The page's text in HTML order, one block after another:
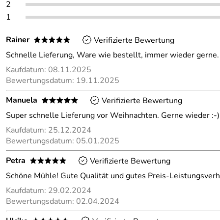
2
1
Rainer *****
Verifizierte Bewertung
Schnelle Lieferung, Ware wie bestellt, immer wieder gerne.
Kaufdatum: 08.11.2025
Bewertungsdatum: 19.11.2025
Manuela
*****
Verifizierte Bewertung
Super schnelle Lieferung vor Weihnachten. Gerne wieder :-)
Kaufdatum: 25.12.2024
Bewertungsdatum: 05.01.2025
Petra
*****
Verifizierte Bewertung
Schöne Mühle! Gute Qualität und gutes Preis-
Kaufdatum: 29.02.2024
Bewertungsdatum: 02.04.2024